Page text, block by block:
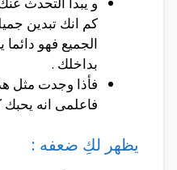
كم انك تبدين
الجميع فهو دائما
بداخلك .
فأذا وجدت مثل
فاعلمى انه يحبك
يظهر لكِ ضعفه :